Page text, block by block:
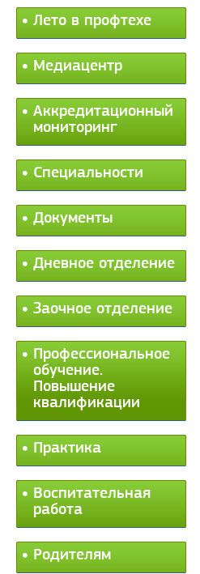
Лето в профтехе
Медиацентр
Аккредитационный
мониторинг
Специальности
Документы
Дневное отделение
Заочное отделение
Профессиональное
обучение.
Повышение
квалификации
Практика
Воспитательная
работа
Родителям